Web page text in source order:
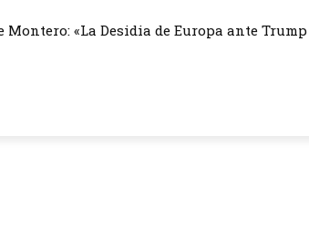
Montero: «La Desidia de Europa ante